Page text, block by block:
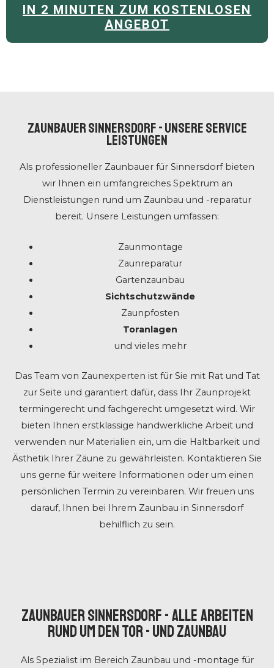
IN 2 MINUTEN ZUM KOSTENLOSEN
ANGEBOT
ZAUNBAUER Sinnersdorf - UNSERE SERVICE
LEISTUNGEN
Als professioneller Zaunbauer für Sinnersdorf bieten
wir Ihnen ein umfangreiches Spektrum an
Dienstleistungen rund um Zaunbau und -reparatur
bereit. Unsere Leistungen umfassen:
Zaunmontage
Zaunreparatur
Gartenzaunbau
Sichtschutzwände
Zaunpfosten
Toranlagen
und vieles mehr
Das Team von Zaunexperten ist für Sie mit Rat und Tat
zur Seite und garantiert dafür, dass Ihr Zaunprojekt
termingerecht und fachgerecht umgesetzt wird. Wir
bieten Ihnen erstklassige handwerkliche Arbeit und
verwenden nur Materialien ein, um die Haltbarkeit und
Ästhetik Ihrer Zäune zu gewährleisten. Kontaktieren Sie
uns gerne für weitere Informationen oder um einen
persönlichen Termin zu vereinbaren. Wir freuen uns
darauf, Ihnen bei Ihrem Zaunbau in Sinnersdorf
behilflich zu sein.
ZAUNBAUER SINNERSDORF - ALLE ARBEITEN
RUND UM DEN TOR - UND ZAUNBAU
Als Spezialist im Bereich Zaunbau und -montage für